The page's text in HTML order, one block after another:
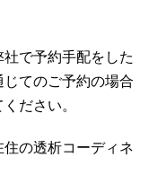
で予約手配をした
てのご予約の場合
ださい。
の透析コーディネ